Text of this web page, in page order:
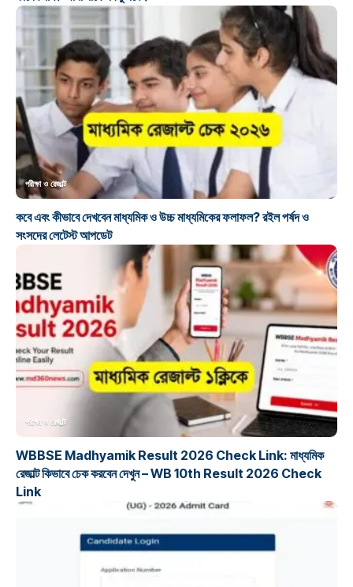
পরীক্ষা ও রেজাল্ট
কবে এবং কীভাবে দেখবেন মাধ্যমিক ও উচ্চ মাধ্যমিকের ফলাফল? রইল পর্ষদ ও
সংসদের লেটেস্ট আপডেট
পরীক্ষা ও রেজাল্ট
WBBSE Madhyamik Result 2026 Check Link: মাধ্যমিক
রেজাল্ট কিভাবে চেক করবেন দেখুন – WB 10th Result 2026 Check
Link